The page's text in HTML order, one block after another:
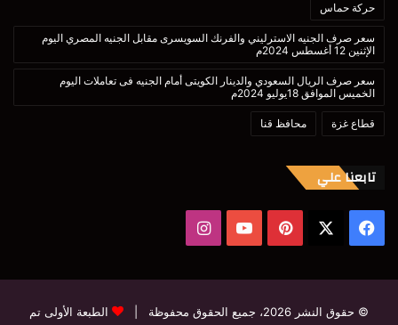
حركة حماس
سعر صرف الجنيه الاسترليني والفرنك السويسرى مقابل الجنيه المصري اليوم
الإثنين 12 أغسطس 2024م
سعر صرف الريال السعودي والدينار الكويتى أمام الجنيه فى تعاملات اليوم
الخميس الموافق 18يوليو 2024م
قطاع غزة محافظ قنا
تابعنا علي
فيسبوك بينتيريست‫YouTube
© حقوق النشر 2026، جميع الحقوق محفوظة | الطبعة الأولى تم